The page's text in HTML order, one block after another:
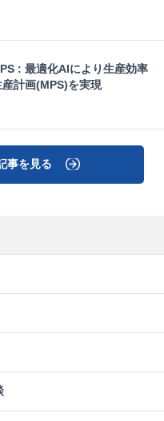
: 最適化AIにより生産効率
計画(MPS)を実現
事を見る